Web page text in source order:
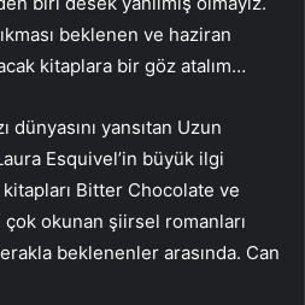
beklenen ve haziran
kitaplara bir göz atalım…
dünyasını yansıtan Uzun
Esquivel’in büyük ilgi
Bitter Chocolate ve
çok okunan şiirsel romanları
beklenenler arasında. Can